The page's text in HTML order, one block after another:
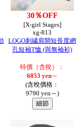
30％OFF
[X-girl Stages]
xg-813
LOGO刺繡肩開短長度網
孔短袖T恤 (與無袖衫)
特價（含稅）：
6853 yen～
(含稅價格：
9790 yen～)